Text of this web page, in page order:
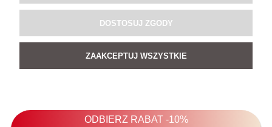
DOSTOSUJ ZGODY
ZAAKCEPTUJ WSZYSTKIE